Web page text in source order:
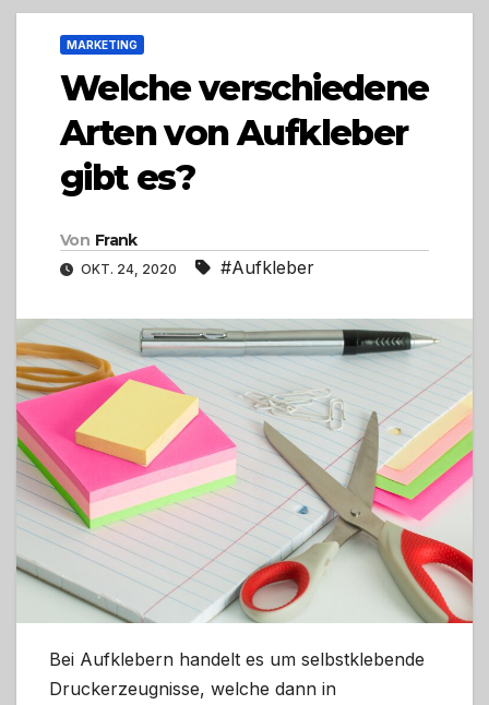
MARKETING
Welche verschiedene
Arten von Aufkleber
gibt es?
Von Frank
OKT. 24, 2020 #Aufkleber
Bei Aufklebern handelt es um selbstklebende
Druckerzeugnisse, welche dann in